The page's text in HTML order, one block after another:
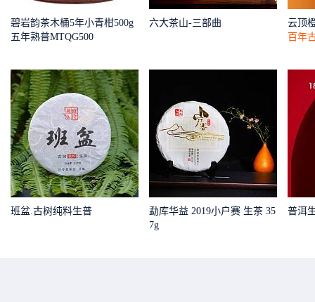
碧岩韵茶木桶5年小青柑500g
五年熟普MTQG500
六大茶山-三部曲
云顶
百年
班盆.古树纯料生普
勐库华益 2019小户赛 生茶 35
7g
普洱